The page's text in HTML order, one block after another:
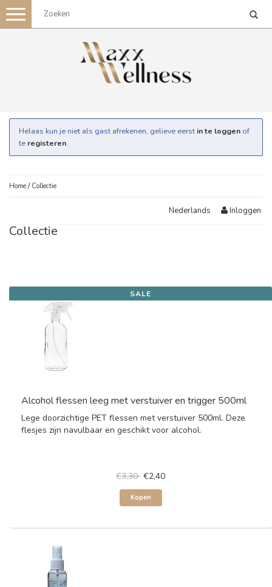
Toggle
navigation
Helaas kun je niet als gast afrekenen, gelieve eerst in te loggen of
te registeren.
Home / Collectie
Nederlands Inloggen
Collectie
SALE
Alcohol flessen leeg met verstuiver en trigger 500ml
Lege doorzichtige PET flessen met verstuiver 500ml. Deze
flesjes zijn navulbaar en geschikt voor alcohol.
€3,30 €2,40
Kopen